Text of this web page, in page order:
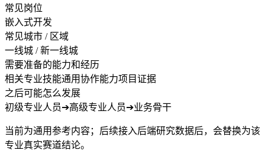
常见岗位
嵌入式开发
常见城市 / 区域
一线城 / 新一线城
需要准备的能力和经历
相关专业技能通用协作能力项目证据
之后可能怎么发展
初级专业人员➔高级专业人员➔业务骨干
当前为通用参考内容；后续接入后端研究数据后，会替换为该
专业真实赛道结论。